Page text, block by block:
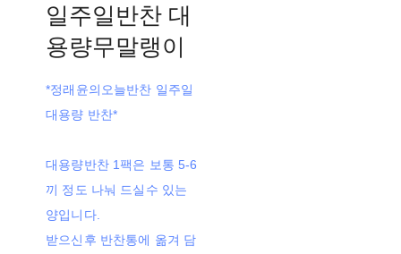
일주일반찬 대
용량무말랭이
*정래윤의오늘반찬 일주일
대용량 반찬*
대용량반찬 1팩은 보통 5-6
끼 정도 나눠 드실수 있는
양입니다.
받으신후 반찬통에 옮겨 담